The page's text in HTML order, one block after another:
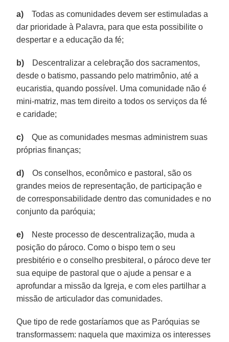
a)
Todas as comunidades devem ser estimuladas a
dar prioridade à Palavra, para que esta possibilite o
despertar e a educação da fé;
b)
Descentralizar a celebração dos sacramentos,
desde o batismo, passando pelo matrimônio, até a
eucaristia, quando possível. Uma comunidade não é
mini-matriz, mas tem direito a todos os serviços da fé
e caridade;
c)
Que as comunidades mesmas administrem suas
próprias finanças;
d) Os conselhos, econômico e pastoral, são os
grandes meios de representação, de participação e
de corresponsabilidade dentro das comunidades e no
conjunto da paróquia;
e) Neste processo de descentralização, muda a
posição do pároco. Como o bispo tem o seu
presbitério e o conselho presbiteral, o pároco deve ter
sua equipe de pastoral que o ajude a pensar e a
aprofundar a missão da Igreja, e com eles partilhar a
missão de articulador das comunidades.
Que tipo de rede gostaríamos que as Paróquias se
transformassem: naquela que maximiza os interesses